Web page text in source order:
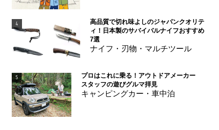
4
高品質で切れ味よしのジャパンクオリテ
ィ！日本製のサバイバルナイフおすすめ
7選
ナイフ・刃物・マルチツール
5
プロはこれに乗る！アウトドアメーカー
スタッフの遊びグルマ拝見
キャンピングカー・車中泊